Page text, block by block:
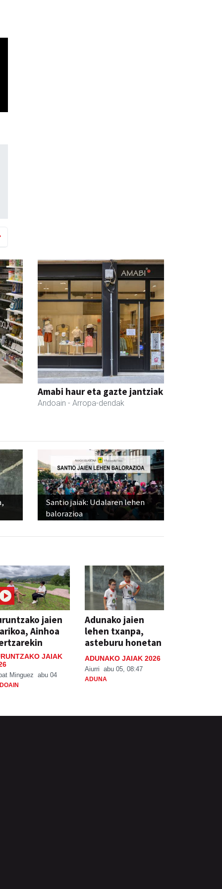
Amabi haur eta gazte jantziak
Andoain - Arropa-dendak
Santio jaiak: Udalaren lehen
balorazioa
jaien
Ainhoa
JAIAK
Minguez abu 04
Adunako jaien
lehen txanpa,
asteburu honetan
ADUNAKO JAIAK 2026
Aiurri abu 05, 08:47
ADUNA